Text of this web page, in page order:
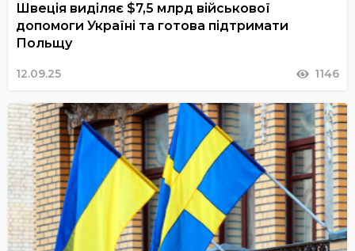
Швеція виділяє $7,5 млрд військової
допомоги Україні та готова підтримати
Польщу
12.09.25 1146